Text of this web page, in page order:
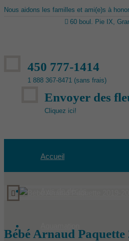
Nous aidons les familles et ami(e)s à
60 boul. Pie IX,
450 777-1414
1 888 367-8471 (sans frais)
Envoyer des
Cliquez ici!
Accueil
Bébé Arnaud Paquette